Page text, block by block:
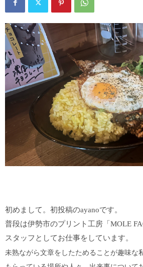
初めまして。初投稿のayanoです。
普段は伊勢市のプリント工房「MOLE
スタッフとしてお仕事をしています。
未熟ながら文章をしたためることが趣味な